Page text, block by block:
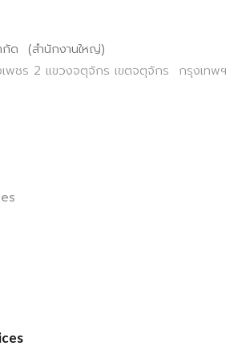
กัด (สำนักงานใหญ่)
พชร 2 แขวงจตุจักร เขตจตุจักร กรุงเทพฯ